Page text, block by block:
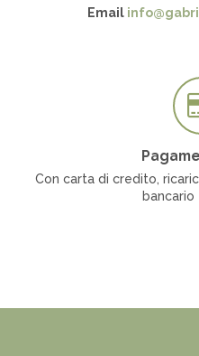
Email
Con carta di credito,
bancario